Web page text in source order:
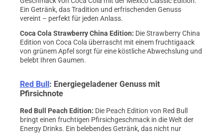
Ein Getränk, das Tradition und erfrischenden Genuss
vereint – perfekt für jeden Anlass.
Coca Cola Strawberry China Edition: Die Strawberry China
Edition von Coca Cola überrascht mit einem fruchtigaack
von grünem Apfel sorgt für eine köstliche Abwechslung und
belebt Ihren Gaumen.
Red Bull: Energiegeladener Genuss mit
Pfirsichnote
Red Bull Peach Edition: Die Peach Edition von Red Bull
bringt einen fruchtigen Pfirsichgeschmack in die Welt der
Energy Drinks. Ein belebendes Getränk, das nicht nur